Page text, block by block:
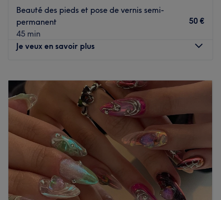
Beauté des pieds et pose de vernis semi-
permanent
45 min
50 €
Je veux en savoir plus
Mardi
10:00–19:30
Mercredi
Jeudi
Vendredi
10:00–
Samedi
10:00
Dimanche
11:00
ZOO Nails & Cils est un institut de beauté installé dans le
5e arrondissement de Marseille. Profitez d'un moment
rien qu'à vous grâce à des soins sur mesure effectués